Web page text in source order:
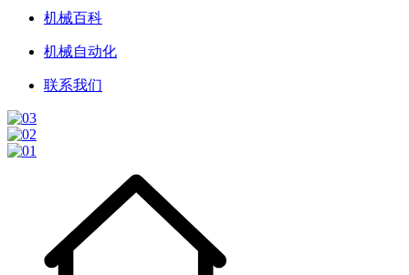
机械百科
机械自动化
联系我们